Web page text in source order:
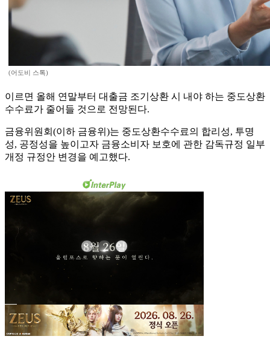
(어도비 스톡)
이르면 올해 연말부터 대출금 조기상환 시 내야 하는 중도상환
수수료가 줄어들 것으로 전망된다.
금융위원회(이하 금융위)는 중도상환수수료의 합리성, 투명
성, 공정성을 높이고자 금융소비자 보호에 관한 감독규정 일부
개정 규정안 변경을 예고했다.